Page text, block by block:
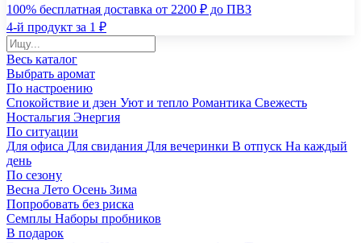
100% бесплатная доставка от 2200 ₽ до ПВЗ
4-й продукт за 1 ₽
Весь каталог
Выбрать аромат
По настроению
Спокойствие и дзен Уют и тепло Романтика Свежесть
Ностальгия Энергия
По ситуации
Для офиса Для свидания Для вечеринки В отпуск На каждый
день
По сезону
Весна Лето Осень Зима
Попробовать без риска
Семплы Наборы пробников
В подарок